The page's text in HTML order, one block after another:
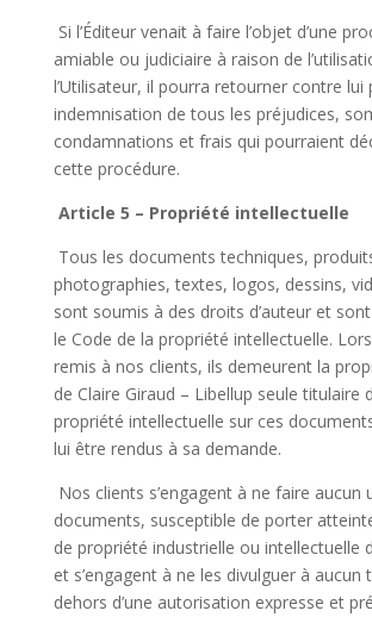
Si l’Éditeur venait à faire l’objet d’une
amiable ou judiciaire à raison de
l’Utilisateur, il pourra retourner contre
indemnisation de tous les préjudices,
condamnations et frais qui pourraient
cette procédure.
Article 5 – Propriété intellectuelle
Tous les documents techniques,
photographies, textes, logos, dessins,
sont soumis à des droits d’auteur et
le Code de la propriété intellectuelle.
remis à nos clients, ils demeurent la
de Claire Giraud – Libellup seule titulaire
propriété intellectuelle sur ces
lui être rendus à sa demande.
Nos clients s’engagent à ne faire aucun
documents, susceptible de porter
de propriété industrielle ou intellectuelle
et s’engagent à ne les divulguer à aucun
dehors d’une autorisation expresse et